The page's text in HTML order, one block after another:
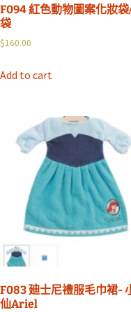
F094 紅色動物圖案化妝
袋
$160.00
Add to cart
F083 廸士尼禮服毛巾裙-
仙Ariel